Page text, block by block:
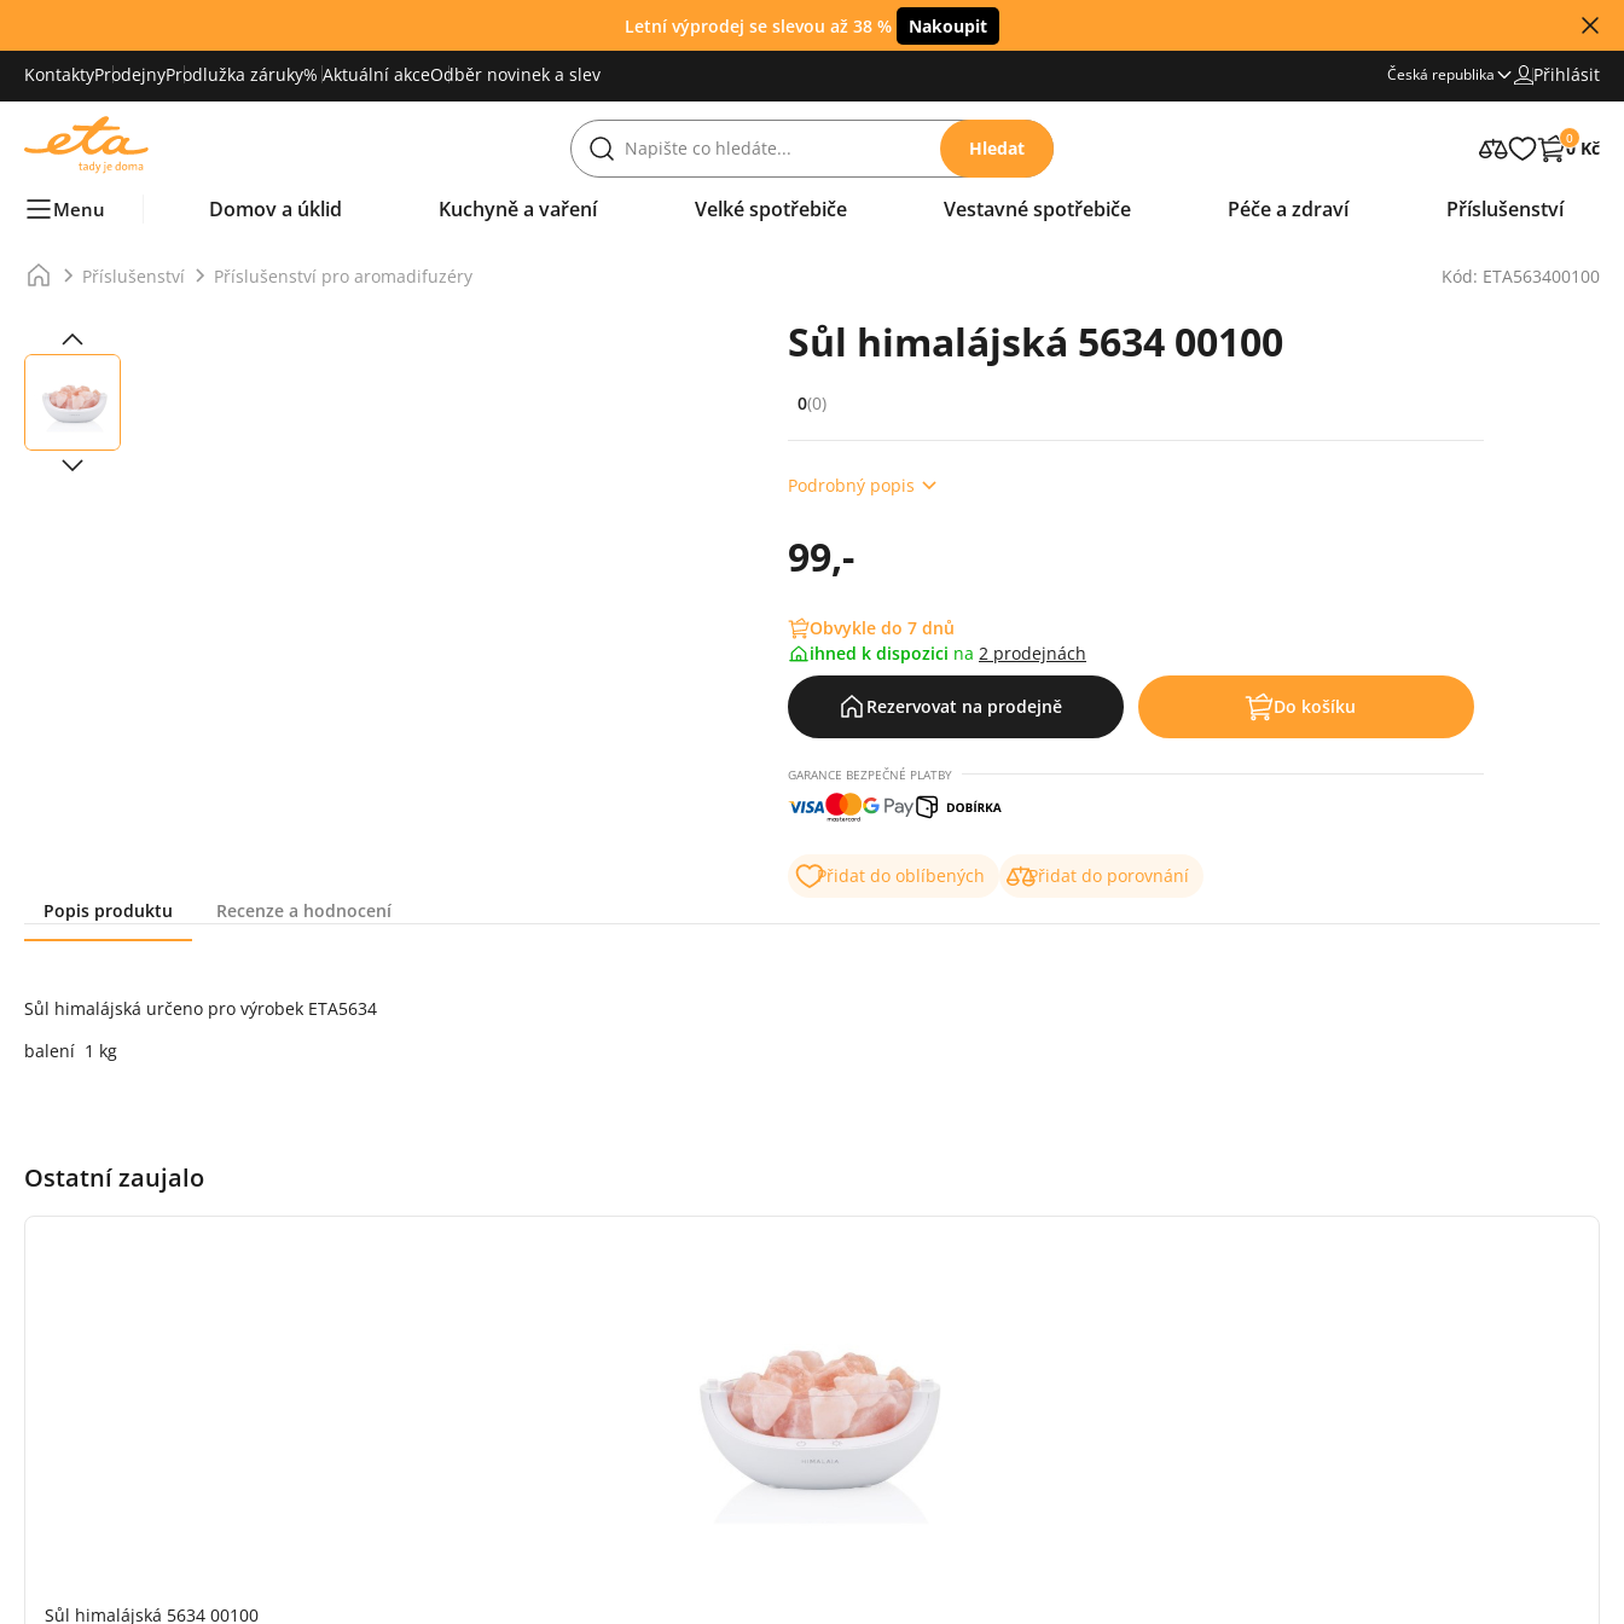
Letní výprodej se slevou až 38 % Nakoupit
KontaktyProdejnyProdlužka záruky% Aktuální akceOdběr novinek a slev Česká republika Přihlásit
Hledat 0
0 Kč
Menu Domov a úklid Kuchyně a vaření Velké spotřebiče Vestavné spotřebiče Péče a zdraví Příslušenství
Příslušenství Příslušenství pro aromadifuzéry Kód: ETA563400100
Sůl himalájská 5634 00100
Hodnocení: 0 z 5 (0 recenzí)
0(0)
Podrobný popis
99,-
Obvykle do 7 dnů
ihned k dispozici na 2 prodejnách
Rezervovat na prodejně Do košíku
GARANCE BEZPEČNÉ PLATBY
Přidat do oblíbených
Přidat do porovnání
Popis produktu
Recenze a hodnocení
Sůl himalájská určeno pro výrobek ETA5634
balení 1 kg
Ostatní zaujalo
Sůl himalájská 5634 00100